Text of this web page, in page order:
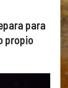
para
propio